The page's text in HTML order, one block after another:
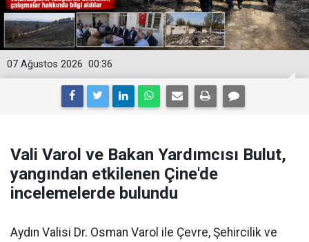
00:36
07 Ağustos 2026
Vali Varol ve Bakan Yardımcısı Bulut,
yangından etkilenen Çine'de
incelemelerde bulundu
Aydın Valisi Dr. Osman Varol ile Çevre, Şehircilik ve